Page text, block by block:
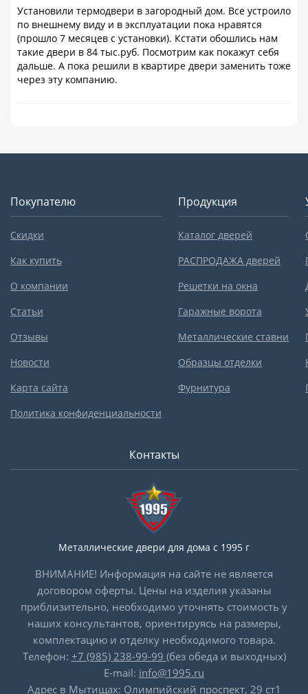
Установили термодвери в загородный дом. Все устроило
по внешнему виду и в эксплуатации пока нравятся
(прошло 7 месяцев с установки). Кстати обошлись нам
такие двери в 84 тыс.руб. Посмотрим как покажут себя
дальше. А пока решили в квартире двери заменить тоже
через эту компанию.
Покупателю
Скидки
Как купить
О компании
Статьи
Отзывы
Новости
Карта сайта
Политика конфиденциальности
Продукция
Каталог дверей
РАСПРОДАЖА дверей
Решетки на окна
Гаражные ворота
Металлические ставни
Образцы отделки
Фурнитура
Контакты
Металлические двери для дома с 1995 г
ВНИМАНИЕ! Информация на сайте не является
договором оферты. Цены на изделия указаны
приблизительно, необходимо уточнять стоимость у
наших консультантов, ориентируясь на размеры,
комплектацию и отделку необходимого товара.
Телефон: +7 (985) 238-99-99 (без обеда и выходных)
E-mail: info@1995.ru
Адрес в Мытищах: Олимпийский проспект, 29 ст1